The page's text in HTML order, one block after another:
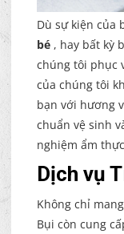
Dù sự kiện của
bé , hay bất kỳ
chúng tôi phục
của chúng tôi
bạn với hương
chuẩn vệ sinh
nghiệm ẩm
Dịch vụ
Không chỉ
Bụi còn cung